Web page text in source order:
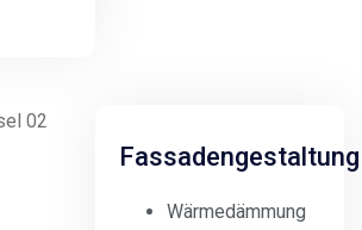
Fassadengestaltung
Wärmedämmung